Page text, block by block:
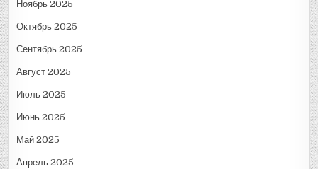
Ноябрь 2025
Октябрь 2025
Сентябрь 2025
Август 2025
Июль 2025
Июнь 2025
Май 2025
Апрель 2025